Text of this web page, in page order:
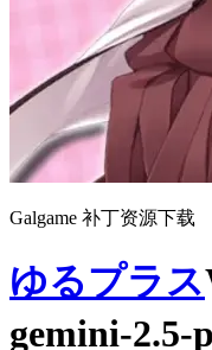
Galgame 补丁资源下载
ゆるプラス
gemini-2.5-